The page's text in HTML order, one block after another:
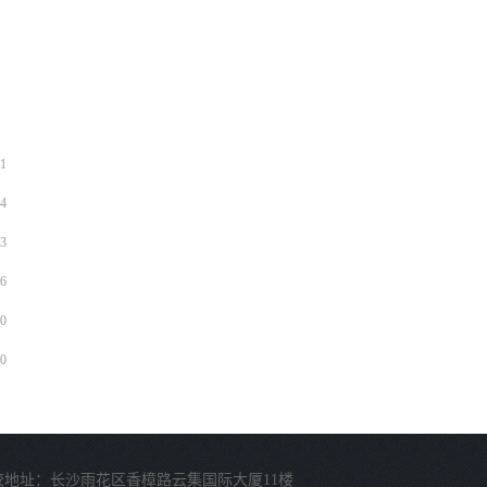
地址：长沙雨花区香樟路云集国际大厦11楼